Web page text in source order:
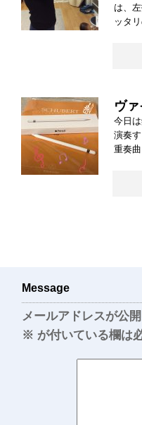
は、
ッタ
ヴ
今日
演奏
重奏
Message
メールアドレスが公
※ が付いている欄は